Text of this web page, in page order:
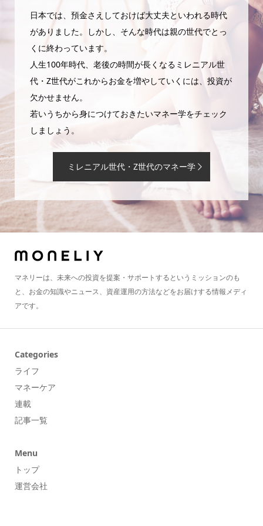
日本では、預金さえしておけば大丈夫といわれる時代
がありました。しかし、そんな時代は親の世代でとっ
くに終わっています。
人生100年時代、老後の時間が長くなるミレニアル世
代・Z世代がこれからお金を増やしていくには、投資が
欠かせません。
若いうちから身につけておきたいマネー学をチェック
しましょう。
ミレニアル世代・Z世代のマネー学
マネリーは、未来への投資を提案・サポートするというミッションのも
と、お金の知識やニュース、資産運用の方法などをお届けする情報メディ
アです。
Categories
ライフ
マネーケア
連載
記事一覧
Menu
トップ
運営会社